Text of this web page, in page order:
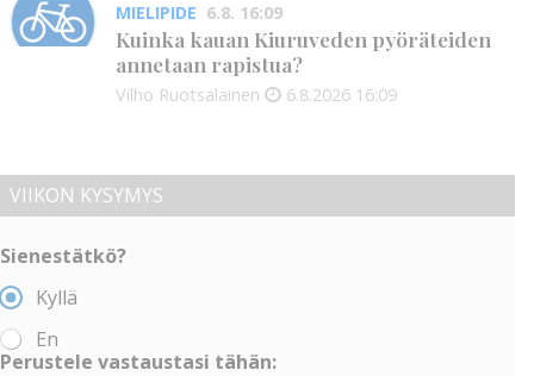
MIELIPIDE 6.8. 16:09
Kuinka kauan Kiuruveden pyöräteiden
annetaan rapistua?
Vilho Ruotsalainen 6.8.2026 16:09
VIIKON KYSYMYS
Sienestätkö?
Kyllä
En
Perustele vastaustasi tähän: